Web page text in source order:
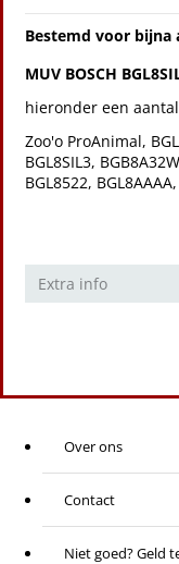
Bestemd voor bijna
MUV BOSCH
hieronder een
Zoo'o ProAnimal,
BGL8SIL3,
BGL8522,
Extra info
Over ons
Contact
Niet goed? Geld